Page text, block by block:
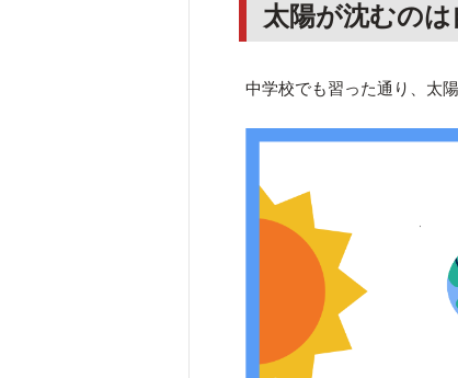
太陽が沈むの
中学校でも習った通り、太